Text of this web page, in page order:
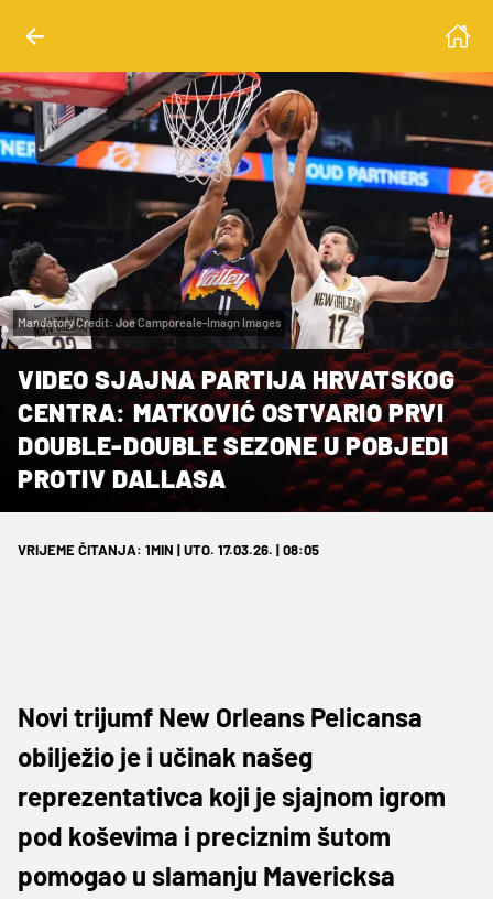
Mandatory Credit: Joe Camporeale-Imagn Images
VIDEO SJAJNA PARTIJA HRVATSKOG
CENTRA: MATKOVIĆ OSTVARIO PRVI
DOUBLE-DOUBLE SEZONE U POBJEDI
PROTIV DALLASA
VRIJEME ČITANJA: 1MIN | UTO. 17.03.26. | 08:05
Novi trijumf New Orleans Pelicansa
obilježio je i učinak našeg
reprezentativca koji je sjajnom igrom
pod koševima i preciznim šutom
pomogao u slamanju Mavericksa